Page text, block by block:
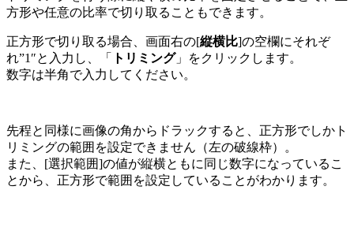
方形や任意の比率で切り取ることもできます。
正方形で切り取る場合、画面右の[縦横比]の空欄にそれぞ
れ”1″と入力し、「
トリミング」をクリックします。
数字は半角で入力してください。
先程と同様に画像の角からドラックすると、正方形でしかト
リミングの範囲を設定できません（左の破線枠）。
また、[選択範囲]の値が縦横ともに同じ数字になっているこ
とから、正方形で範囲を設定していることがわかります。